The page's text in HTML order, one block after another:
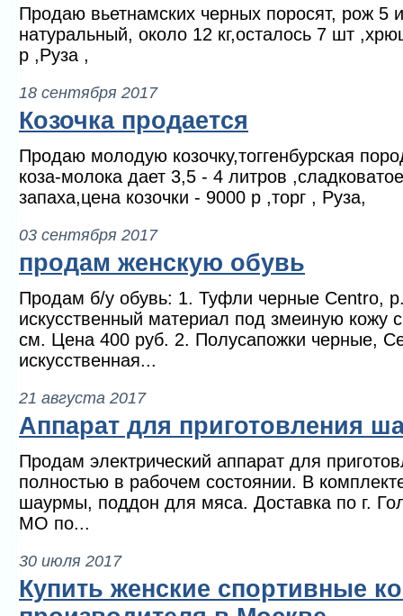
Продаю вьетнамских черных поросят, рож 5
натуральный, около 12 кг,осталось 7 шт
р ,Руза ,
18 сентября 2017
Козочка продается
Продаю молодую козочку,тоггенбурская
коза-молока дает 3,5 - 4 литров
запаха,цена козочки - 9000 р ,торг , Руза,
03 сентября 2017
продам женскую обувь
Продам б/у обувь: 1. Туфли черные Centro,
искусственный материал под змеиную кожу
см. Цена 400 руб. 2. Полусапожки черные,
искусственная...
21 августа 2017
Аппарат для приготовления
Продам электрический аппарат для
полностью в рабочем состоянии. В
шаурмы, поддон для мяса. Доставка по г.
МО по...
30 июля 2017
Купить женские спортивные